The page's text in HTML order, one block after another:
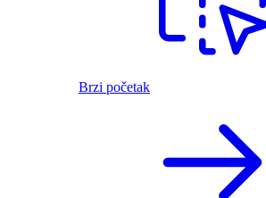
Brzi početak